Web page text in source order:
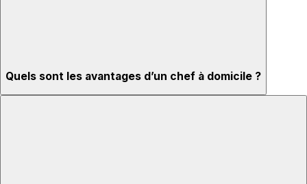
Quels sont les avantages d’un chef à domicile ?